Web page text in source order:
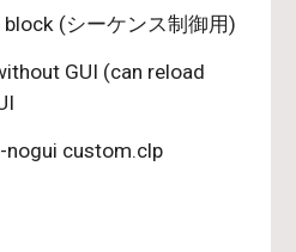
(シーケンス制御用)
GUI (can reload
nogui custom.clp